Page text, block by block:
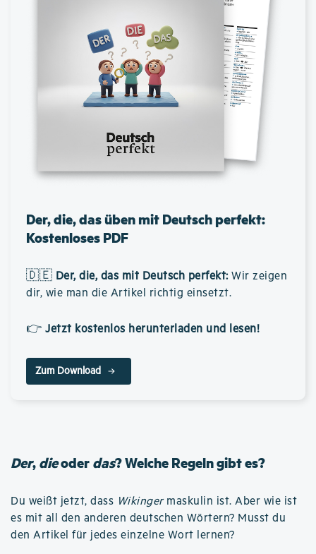
Der, die, das üben mit Deutsch perfekt:
Kostenloses PDF
🇩🇪 Der, die, das mit Deutsch perfekt: Wir zeigen
dir, wie man die Artikel richtig einsetzt.
👉 Jetzt kostenlos herunterladen und lesen!
Zum Download
Der,dieoderdas? Welche Regeln gibt es?
Du weißt jetzt, dass Wikingermaskulin ist. Aber wie ist
es mit all den anderen deutschen Wörtern? Musst du
den Artikel für jedes einzelne Wort lernen?